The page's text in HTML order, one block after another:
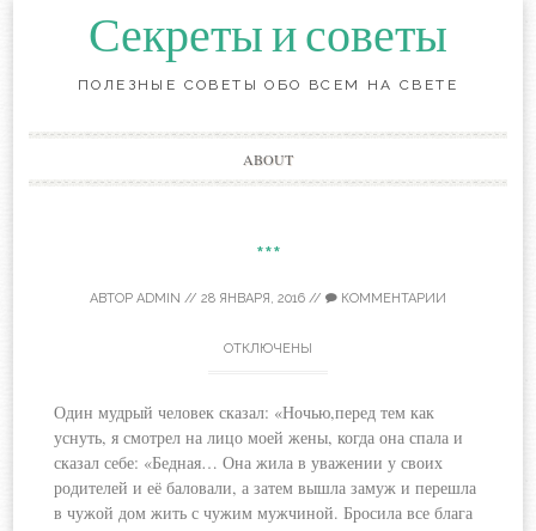
Секреты и советы
ПОЛЕЗНЫЕ СОВЕТЫ ОБО ВСЕМ НА СВЕТЕ
Перейти
к
ABOUT
***
АВТОР ADMIN // 28 ЯНВАРЯ, 2016 // КОММЕНТАРИИ
ОТКЛЮЧЕНЫ
Один мудрый человек сказал: «Ночью,перед тем как
уснуть, я смотрел на лицо моей жены, когда она спала и
сказал себе: «Бедная… Она жила в уважении у своих
родителей и её баловали, а затем вышла замуж и перешла
в чужой дом жить с чужим мужчиной. Бросила все блага